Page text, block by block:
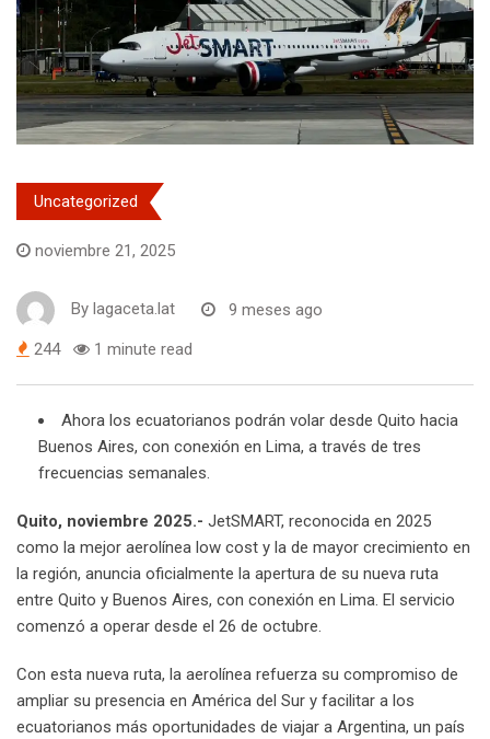
Uncategorized
noviembre 21, 2025
By lagaceta.lat 9 meses ago
244 1 minute read
Ahora los ecuatorianos podrán volar desde Quito hacia
Buenos Aires, con conexión en Lima, a través de tres
frecuencias semanales.
Quito, noviembre 2025.- JetSMART, reconocida en 2025
como la mejor aerolínea low cost y la de mayor crecimiento en
la región, anuncia oficialmente la apertura de su nueva ruta
entre Quito y Buenos Aires, con conexión en Lima. El servicio
comenzó a operar desde el 26 de octubre.
Con esta nueva ruta, la aerolínea refuerza su compromiso de
ampliar su presencia en América del Sur y facilitar a los
ecuatorianos más oportunidades de viajar a Argentina, un país